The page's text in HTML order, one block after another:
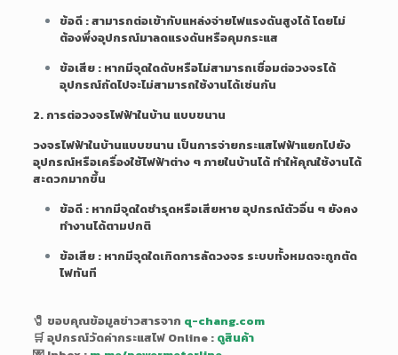
ข้อดี: สามารถต่อเข้ากับแหล่งจ่ายไฟแรงดันสูงได้ โดยไม่
ต้องพึ่งอุปกรณ์มาลดแรงดันหรือคุมกระแส
ข้อเสีย: หากมีจุดใดดับหรือไม่สามารถเชื่อมต่อวงจรได้
อุปกรณ์ถัดไปจะไม่สามารถใช้งานได้เช่นกัน
2. การต่อวงจรไฟฟ้าในบ้าน แบบขนาน
วงจรไฟฟ้าในบ้านแบบขนาน เป็นการจ่ายกระแสไฟฟ้าแยกไปยัง
อุปกรณ์หรือเครื่องใช้ไฟฟ้าต่าง ๆ ภายในบ้านได้ ทำให้คุณใช้งานได้
สะดวกมากขึ้น
ข้อดี: หากมีจุดใดชำรุดหรือเสียหาย อุปกรณ์ตัวอื่น ๆ ยังคง
ทำงานได้ตามปกติ
ข้อเสีย: หากมีจุดใดเกิดการลัดวงจร ระบบทั้งหมดจะถูกตัด
ไฟทันที
🧷 ขอบคุณข้อมูลข่าวสารจาก q-chang.com
🛒 อุปกรณ์วัดค่ากระแสไฟ Online : ดูสินค้า